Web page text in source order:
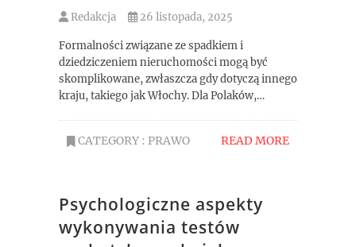
Redakcja 26 listopada, 2025
Formalności związane ze spadkiem i
dziedziczeniem nieruchomości mogą być
skomplikowane, zwłaszcza gdy dotyczą innego
kraju, takiego jak Włochy. Dla Polaków,…
CATEGORY : PRAWO READ MORE
Psychologiczne aspekty
wykonywania testów